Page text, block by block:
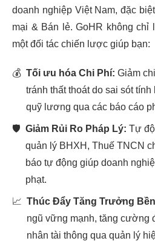
doanh nghiệp Việt Nam, đặc
mại & Bán lẻ. GoHR không chỉ
một đối tác chiến lược giúp bạn:
💰 Tối ưu hóa Chi Phí: Giảm
tránh thất thoát do sai sót
quỹ lương qua các báo cáo
🛡️ Giảm Rủi Ro Pháp Lý: Tự
quản lý BHXH, Thuế TNCN
báo tự động giúp doanh
phạt.
📈 Thúc Đẩy Tăng Trưởng
ngũ vững mạnh, tăng cường
nhân tài thông qua quản lý